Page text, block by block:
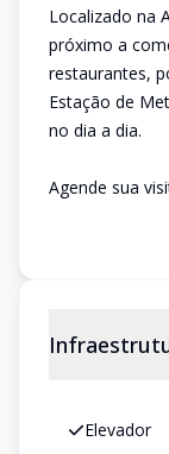
Localizado na
próximo a
restaurantes,
Estação de
no dia a dia.
Agende sua
Elevador